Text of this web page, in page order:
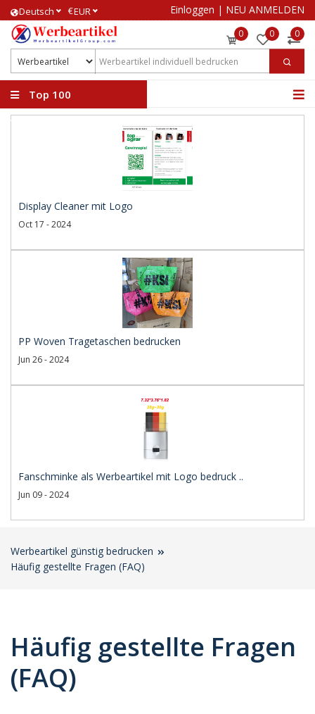
Deutsch €EUR Einloggen | NEU ANMELDEN
0 0 0
Top 100
Werbeartikel
Display Cleaner mit Logo
Oct 17 - 2024
PP Woven Tragetaschen bedrucken
Jun 26 - 2024
Fanschminke als Werbeartikel mit Logo bedruck ..
Jun 09 - 2024
Werbeartikel günstig bedrucken
Häufig gestellte Fragen (FAQ)
Häufig gestellte Fragen
(FAQ)